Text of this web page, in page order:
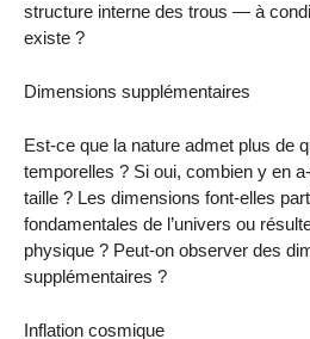
structure interne des trous — à
existe ?
Dimensions supplémentaires
Est-ce que la nature admet plus de
temporelles ? Si oui, combien y en
taille ? Les dimensions font-elles
fondamentales de l’univers ou
physique ? Peut-on observer des
supplémentaires ?
Inflation cosmique